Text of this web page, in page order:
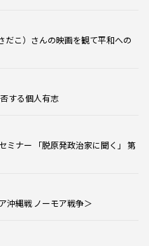
だこ）さんの映画を観て平和への
する個人有志
ミナー 「脱原発政治家に聞く」 第
沖縄戦 ノーモア戦争＞